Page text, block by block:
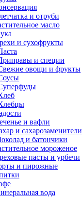
и отруби
масло
и сухофрукты
и специи
овощи и фрукты
и вафли
и сахарозаменители
и батончики
мороженое
пасты и урбечи
и пирожные
вода